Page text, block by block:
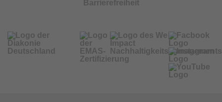
Barrierefreiheit